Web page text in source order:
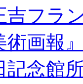
吉フラ
術画報
記念館